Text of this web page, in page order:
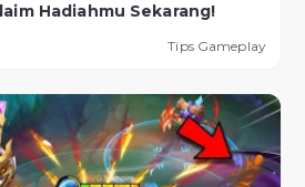
Hadiahmu Sekarang!
Tips Gameplay